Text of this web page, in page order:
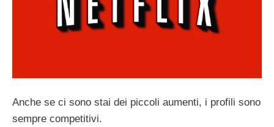
Anche se ci sono stai dei piccoli aumenti, i profili sono
sempre competitivi.